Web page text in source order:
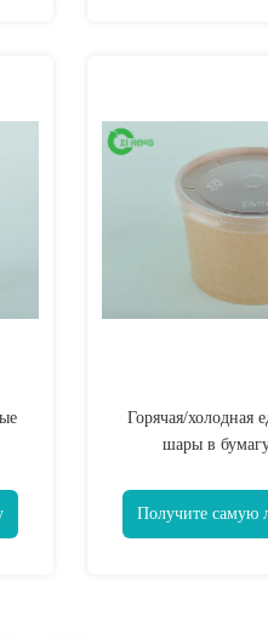
Горячая/холодная
шары в
Получите самую